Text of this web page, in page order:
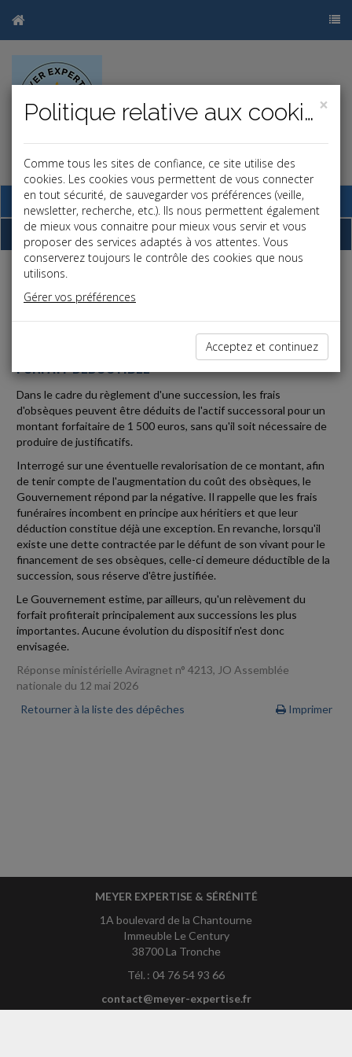
Base documentaire
Dépêches
Fiscal TPE
FRAIS D'OBSÈQUES : PAS DE REVALORISATION DU
FORFAIT DÉDUCTIBLE
Dans le cadre du règlement d'une succession, les frais
d'obsèques peuvent être déduits de l'actif successoral pour un
montant forfaitaire de 1 500 euros, sans qu'il soit nécessaire de
produire de justificatifs.
Interrogé sur une éventuelle revalorisation de ce montant, afin
de tenir compte de l'augmentation du coût des obsèques, le
Gouvernement répond par la négative. Il rappelle que les frais
funéraires incombent en principe aux héritiers et que leur
déduction constitue déjà une exception. En revanche, lorsqu'il
existe une dette contractée par le défunt de son vivant pour le
financement de ses obsèques, celle-ci demeure déductible de la
succession, sous réserve d'être justifiée.
Le Gouvernement estime, par ailleurs, qu'un relèvement du
forfait profiterait principalement aux successions les plus
importantes. Aucune évolution du dispositif n'est donc
envisagée.
Réponse ministérielle Aviragnet n° 4213, JO Assemblée
nationale du 12 mai 2026
Retourner à la liste des dépêches
Imprimer
MEYER EXPERTISE & SÉRÉNITÉ
1A boulevard de la Chantourne
Immeuble Le Century
38700 La Tronche
Tél. : 04 76 54 93 66
contact@meyer-expertise.fr
×
Politique relative aux cookies
Comme tous les sites de confiance, ce site utilise des
cookies. Les cookies vous permettent de vous connecter
en tout sécurité, de sauvegarder vos préférences (veille,
newsletter, recherche, etc.). Ils nous permettent également
de mieux vous connaitre pour mieux vous servir et vous
proposer des services adaptés à vos attentes. Vous
conserverez toujours le contrôle des cookies que nous
utilisons.
Gérer vos préférences
Acceptez et continuez